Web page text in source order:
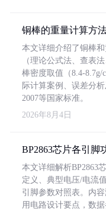
铜棒的重量计算方
本文详细介绍了铜棒
（理论公式法、查表
棒密度取值（8.4-8.7g/
际计算案例、误差分
2007等国家标准。
2026年8月4日
BP2863芯片各引脚
本文详细解析BP2863
定义、典型电压/电流
引脚参数对照表。内
用电路设计要点，数